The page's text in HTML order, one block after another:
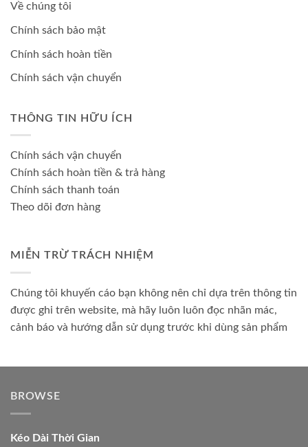
Về chúng tôi
Chính sách bảo mật
Chính sách hoàn tiền
Chính sách vận chuyển
THÔNG TIN HỮU ÍCH
Chính sách vận chuyển
Chính sách hoàn tiền & trả hàng
Chính sách thanh toán
Theo dõi đơn hàng
MIỄN TRỪ TRÁCH NHIỆM
Chúng tôi khuyến cáo bạn không nên chỉ dựa trên thông tin
được ghi trên website, mà hãy luôn luôn đọc nhãn mác,
cảnh báo và hướng dẫn sử dụng trước khi dùng sản phẩm
BROWSE
Kéo Dài Thời Gian